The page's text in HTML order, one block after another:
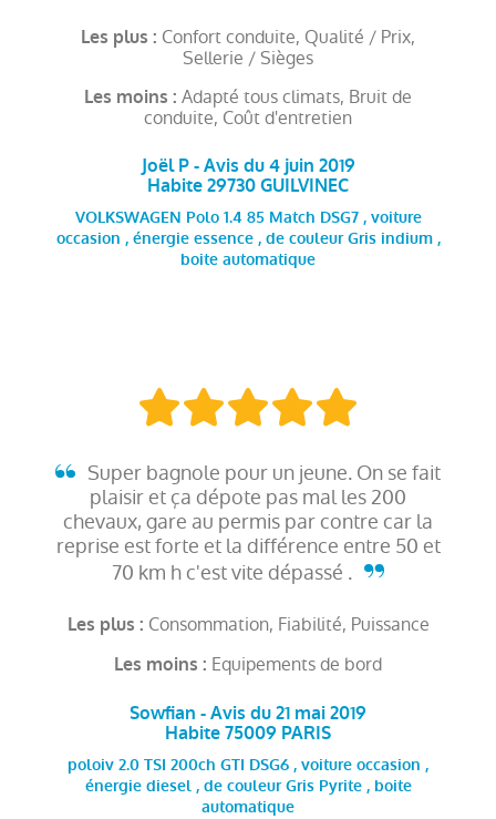
Les plus : Confort conduite, Qualité / Prix,
Sellerie / Sièges
Les moins : Adapté tous climats, Bruit de
conduite, Coût d'entretien
Joël P - Avis du 4 juin 2019
Habite 29730 GUILVINEC
VOLKSWAGEN Polo 1.4 85 Match DSG7 , voiture
occasion , énergie essence , de couleur Gris indium ,
boite automatique
Super bagnole pour un jeune. On se fait
plaisir et ça dépote pas mal les 200
chevaux, gare au permis par contre car la
reprise est forte et la différence entre 50 et
70 km h c'est vite dépassé .
Les plus : Consommation, Fiabilité, Puissance
Les moins : Equipements de bord
Sowfian - Avis du 21 mai 2019
Habite 75009 PARIS
poloiv 2.0 TSI 200ch GTI DSG6 , voiture occasion ,
énergie diesel , de couleur Gris Pyrite , boite
automatique